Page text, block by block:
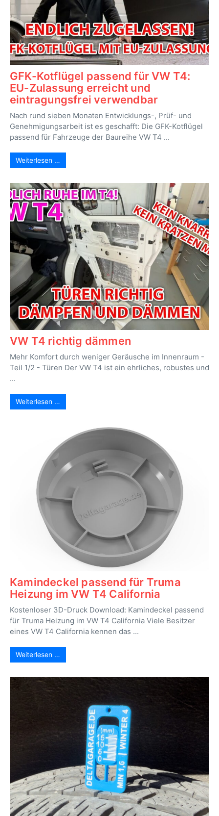
GFK-Kotflügel passend für VW T4:
EU-Zulassung erreicht und
eintragungsfrei verwendbar
Nach rund sieben Monaten Entwicklungs-, Prüf- und
Genehmigungsarbeit ist es geschafft: Die GFK-Kotflügel
passend für Fahrzeuge der Baureihe VW T4 ...
Weiterlesen …
VW T4 richtig dämmen
Mehr Komfort durch weniger Geräusche im Innenraum -
Teil 1/2 - Türen Der VW T4 ist ein ehrliches, robustes und
...
Weiterlesen …
Kamindeckel passend für Truma
Heizung im VW T4 California
Kostenloser 3D-Druck Download: Kamindeckel passend
für Truma Heizung im VW T4 California Viele Besitzer
eines VW T4 California kennen das ...
Weiterlesen …